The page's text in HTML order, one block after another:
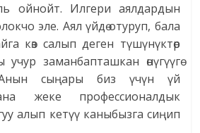
ойнойт. Илгери аялдардын
эле. Аял үйдө отуруп, бала
көз салып деген түшүнүктөр
заманбапташкан өнүгүүгө
Анын сыңары биз үчүн үй
жеке профессионалдык
алып кетүү каныбызга сиңип